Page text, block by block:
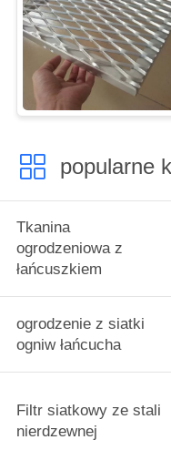
popularne
Tkanina
ogrodzeniowa z
łańcuszkiem
ogrodzenie z siatki
ogniw łańcucha
Filtr siatkowy ze stali
nierdzewnej